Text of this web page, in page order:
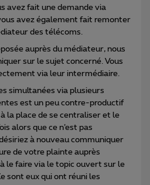
avez fait une demande via
avez également fait remonter
des télécoms.
auprès du médiateur, nous
sur le sujet concerné. Vous
via leur intermédiaire.
simultanées via plusieurs
est un peu contre-productif
la place de se centraliser et le
alors que ce n’est pas
à nouveau communiquer
de votre plainte auprès
le faire via le topic ouvert sur le
sont eux qui ont réuni les